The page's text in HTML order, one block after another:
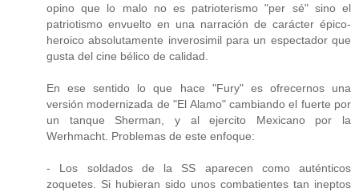
opino que lo malo no es patrioterismo "per sé" sino el
patriotismo envuelto en una narración de carácter épico-
heroico absolutamente inverosimil para un espectador que
gusta del cine bélico de calidad.
En ese sentido lo que hace "Fury" es ofrecernos una
versión modernizada de "El Alamo" cambiando el fuerte por
un tanque Sherman, y al ejercito Mexicano por la
Werhmacht. Problemas de este enfoque:
- Los soldados de la SS aparecen como auténticos
zoquetes. Si hubieran sido unos combatientes tan ineptos